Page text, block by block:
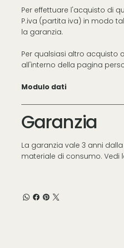
Per effettuare l'acquisto di
P.iva (partita iva) in modo
la garanzia.
Per qualsiasi altro acquisto
all'interno della pagina
Modulo dati
Garanzia
La garanzia vale 3 anni
materiale di consumo. Vedi